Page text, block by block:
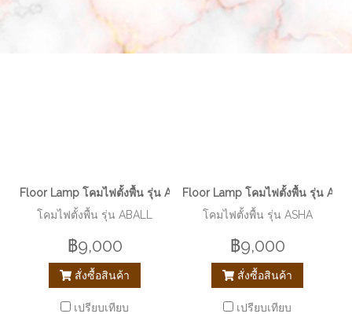
Floor Lamp โคมไฟตั้งพื้น รุ่น ABALL EVE-00256
โคมไฟตั้งพื้น รุ่น ABALL
฿9,000
สั่งซื้อสินค้า
เปรียบเทียบ
Floor Lamp โคมไฟตั้งพื้น รุ่น
โคมไฟตั้งพื้น รุ่น ASHA
฿9,000
สั่งซื้อสินค้า
เปรียบเทียบ